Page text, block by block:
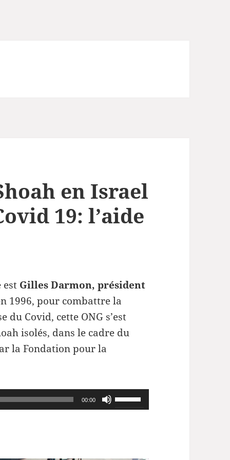
en Israel
19: l’aide
est Gilles Darmon, président
1996, pour combattre la
du Covid, cette ONG s’est
isolés, dans le cadre du
la Fondation pour la
00:00
Utilisez
les